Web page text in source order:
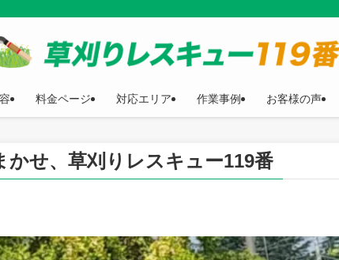
料金ページ 対応エリア 作業事例 お客様の声
かせ、草刈りレスキュー119番